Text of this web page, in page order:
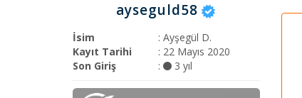
ayseguld58
İsim
: Ayşegül D.
Kayıt Tarihi
: 22 Mayıs 2020
Son Giriş
: 3 yıl